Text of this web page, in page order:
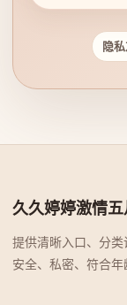
隐
久久婷婷激情
提供清晰入口、分
安全、私密、符合年